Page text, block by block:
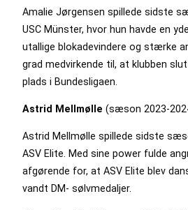
Amalie Jørgensen spillede sidste
USC Münster, hvor hun havde en
utallige blokadevindere og stærke
grad medvirkende til, at klubben
plads i Bundesligaen.
Astrid Mellmølle (sæson 2023-
Astrid Mellmølle spillede sidste
ASV Elite. Med sine power fulde
afgørende for, at ASV Elite blev
vandt DM- sølvmedaljer.